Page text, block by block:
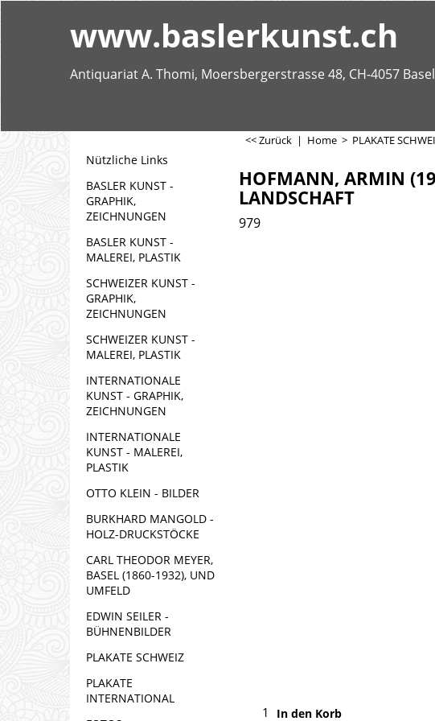
www.baslerkunst.ch
Antiquariat A. Thomi, Moersbergerstrasse 48, CH-4057 Basel
Nützliche Links
BASLER KUNST -
GRAPHIK,
ZEICHNUNGEN
BASLER KUNST -
MALEREI, PLASTIK
SCHWEIZER KUNST -
GRAPHIK,
ZEICHNUNGEN
SCHWEIZER KUNST -
MALEREI, PLASTIK
INTERNATIONALE
KUNST - GRAPHIK,
ZEICHNUNGEN
INTERNATIONALE
KUNST - MALEREI,
PLASTIK
OTTO KLEIN - BILDER
BURKHARD MANGOLD -
HOLZ-DRUCKSTÖCKE
CARL THEODOR MEYER,
BASEL (1860-1932), UND
UMFELD
EDWIN SEILER -
BÜHNENBILDER
PLAKATE SCHWEIZ
PLAKATE
INTERNATIONAL
<< Zurück | Home > PLAKATE
HOFMANN, ARMIN
LANDSCHAFT
979
In den Korb